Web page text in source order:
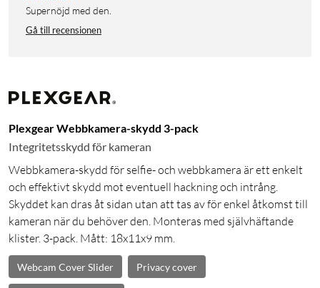
Supernöjd med den.
Gå till recensionen
Plexgear Webbkamera-skydd 3-pack
Integritetsskydd för kameran
Webbkamera-skydd för selfie- och webbkamera är ett enkelt
och effektivt skydd mot eventuell hackning och intrång.
Skyddet kan dras åt sidan utan att tas av för enkel åtkomst till
kameran när du behöver den. Monteras med självhäftande
klister. 3-pack. Mått: 18x11x9 mm.
Webcam Cover Slider Privacy cover